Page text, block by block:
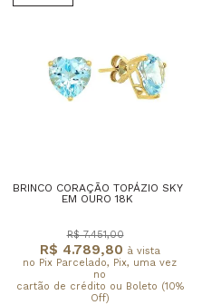
BRINCO CORAÇÃO TOPÁZIO SKY
EM OURO 18K
R$ 4.789,80 à vista
no Pix Parcelado, Pix, uma vez
no
cartão de crédito ou Boleto (10%
Off)
R$ 7.451,00